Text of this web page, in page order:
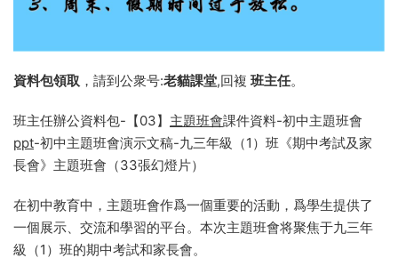
資料包領取 ，請到公衆号:老貓課堂,回複 班主任。
班主任辦公資料包-【03】 主題班會課件資料-初中主題班會
ppt-初中主題班會演示文稿-九三年級（1）班《期中考試及家
長會》主題班會（33張幻燈片）
在初中教育中，主題班會作爲一個重要的活動，爲學生提供了
一個展示、交流和學習的平台。本次主題班會将聚焦于九三年
級（1）班的期中考試和家長會。